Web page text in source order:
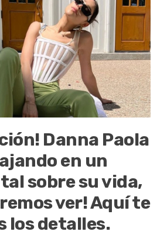
Danna Paola
en un
sobre su vida,
ver! Aquí te
los detalles.